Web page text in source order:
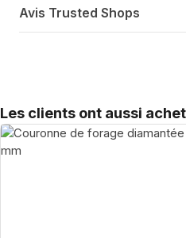
Avis Trusted Shops
Sauter la galerie de produits
Les clients ont aussi